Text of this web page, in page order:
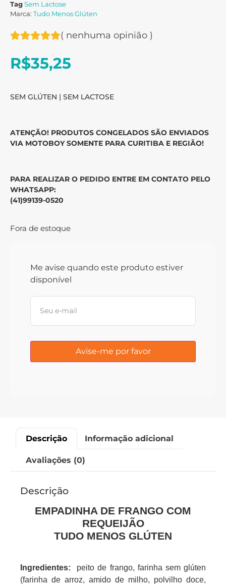
TagSem Lactose
Marca: Tudo Menos Glúten
( nenhuma opinião )
R$35,25
SEM GLÚTEN | SEM LACTOSE
ATENÇÃO! PRODUTOS CONGELADOS SÃO ENVIADOS
VIA MOTOBOY SOMENTE PARA CURITIBA E REGIÃO!
PARA REALIZAR O PEDIDO ENTRE EM CONTATO PELO
WHATSAPP:
(41)99139-0520
Fora de estoque
Me avise quando este produto estiver
disponível
Descrição Informação adicional
Avaliações (0)
Descrição
EMPADINHA DE FRANGO COM
REQUEIJÃO
TUDO MENOS GLÚTEN
Ingredientes: peito de frango, farinha sem glúten
(farinha de arroz, amido de milho, polvilho doce,